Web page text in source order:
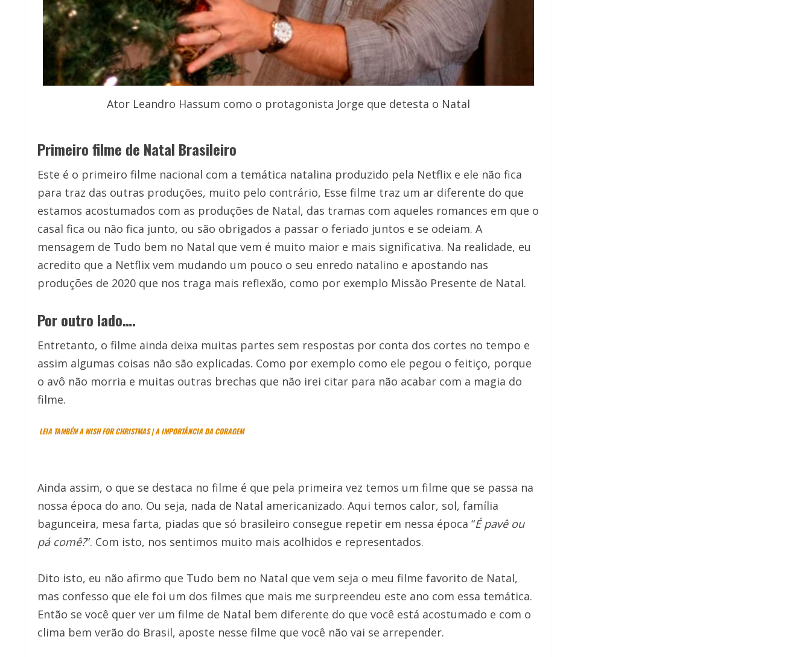
Ator Leandro Hassum como o protagonista Jorge que detesta o Natal
Primeiro filme de Natal Brasileiro
Este é o primeiro filme nacional com a temática natalina produzido pela Netflix e ele não fica
para traz das outras produções, muito pelo contrário, Esse filme traz um ar diferente do que
estamos acostumados com as produções de Natal, das tramas com aqueles romances em que o
casal fica ou não fica junto, ou são obrigados a passar o feriado juntos e se odeiam. A
mensagem de Tudo bem no Natal que vem é muito maior e mais significativa. Na realidade, eu
acredito que a Netflix vem mudando um pouco o seu enredo natalino e apostando nas
produções de 2020 que nos traga mais reflexão, como por exemplo Missão Presente de Natal.
Por outro lado….
Entretanto, o filme ainda deixa muitas partes sem respostas por conta dos cortes no tempo e
assim algumas coisas não são explicadas. Como por exemplo como ele pegou o feitiço, porque
o avô não morria e muitas outras brechas que não irei citar para não acabar com a magia do
filme.
LEIA TAMBÉM A WISH FOR CHRISTMAS | A IMPORTÂNCIA DA CORAGEM
Ainda assim, o que se destaca no filme é que pela primeira vez temos um filme que se passa na
nossa época do ano. Ou seja, nada de Natal americanizado. Aqui temos calor, sol, família
bagunceira, mesa farta, piadas que só brasileiro consegue repetir em nessa época “É pavê ou
pá comê?”. Com isto, nos sentimos muito mais acolhidos e representados.
Dito isto, eu não afirmo que Tudo bem no Natal que vem seja o meu filme favorito de Natal,
mas confesso que ele foi um dos filmes que mais me surpreendeu este ano com essa temática.
Então se você quer ver um filme de Natal bem diferente do que você está acostumado e com o
clima bem verão do Brasil, aposte nesse filme que você não vai se arrepender.